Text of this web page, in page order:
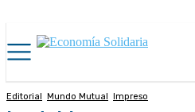
Editorial Mundo Mutual Impreso